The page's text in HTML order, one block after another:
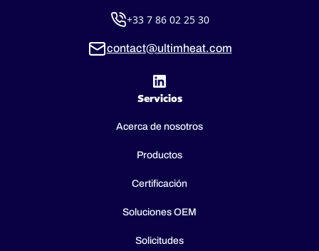
+33 7 86 02 25 30
contact@ultimheat.com
Servicios
Acerca de nosotros
Productos
Certificación
Soluciones OEM
Solicitudes